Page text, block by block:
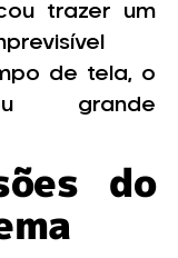
trazer um
de tela, o
grande
do